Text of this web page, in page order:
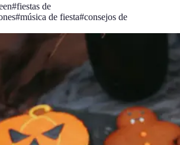
#fiestas de
#música de fiesta#consejos de